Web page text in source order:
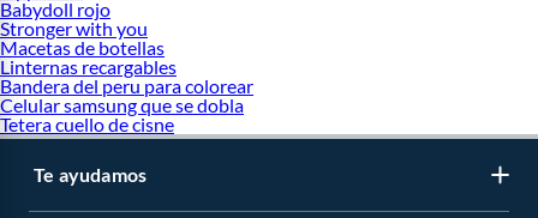
Babydoll rojo
Stronger with you
Macetas de botellas
Linternas recargables
Bandera del peru para colorear
Celular samsung que se dobla
Tetera cuello de cisne
Te ayudamos